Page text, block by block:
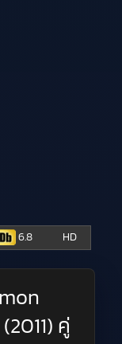
6.8 HD
คู่